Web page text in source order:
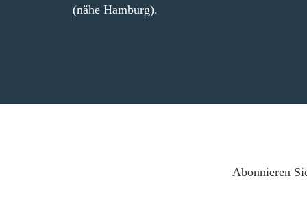
(255 x 290 x
mm), Seitenstein
Rückwandstein
(nähe Hamburg).
Abonnieren